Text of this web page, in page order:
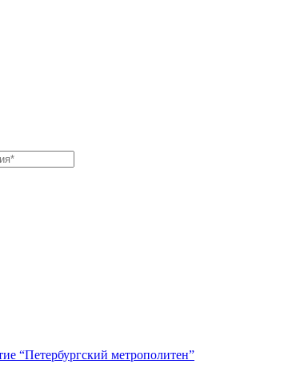
“Петербургский метрополитен”